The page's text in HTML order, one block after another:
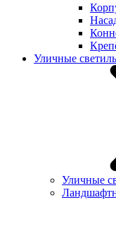
Уличные
Уличные